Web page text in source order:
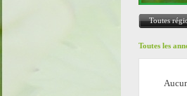
Toutes
Toutes les